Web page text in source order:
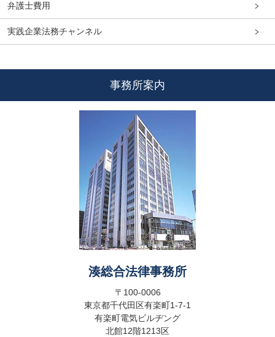
弁護士費用
実践企業法務チャンネル
事務所案内
湊総合法律事務所
〒100-0006
東京都千代田区有楽町1-7-1
有楽町電気ビルヂング
北館12階1213区